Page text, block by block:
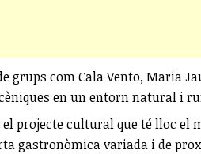
com Cala Vento, Maria
en un entorn natural i
el projecte cultural que té lloc el
gastronòmica variada i de